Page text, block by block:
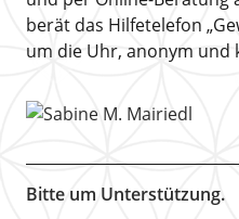
berät das Hilfetelefon
um die Uhr, anonym und
Bitte um Unterstützung.